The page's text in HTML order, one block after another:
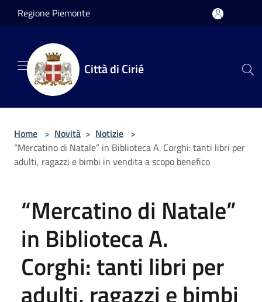
Salta al contenuto principale
Regione Piemonte
Città di Cirié
Home > Novità > Notizie >
“Mercatino di Natale” in Biblioteca A. Corghi: tanti libri per
adulti, ragazzi e bimbi in vendita a scopo benefico
“Mercatino di Natale”
in Biblioteca A.
Corghi: tanti libri per
adulti, ragazzi e bimbi